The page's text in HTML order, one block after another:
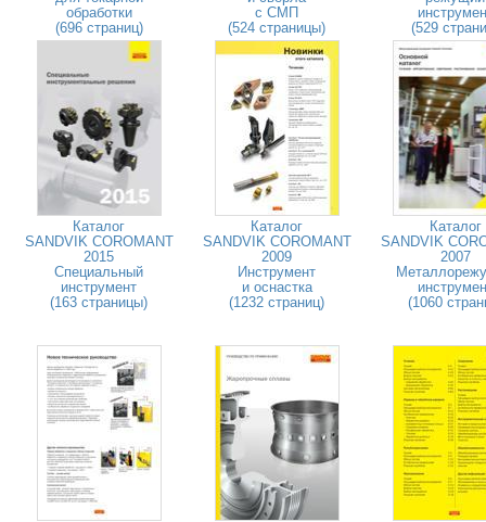
обработки
(696 страниц)
с СМП
(524 страницы)
(529
Каталог
SANDVIK COROMANT
2015
Специальный
инструмент
(163 страницы)
Каталог
SANDVIK COROMANT
2009
Инструмент
и оснастка
(1232 страниц)
Каталог
SANDVIK
2007
(1060